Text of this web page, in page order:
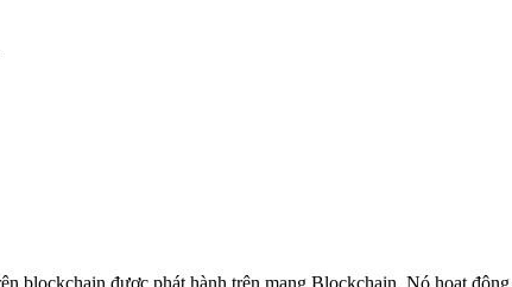
blockchain được phát hành trên mạng Blockchain. Nó hoạt